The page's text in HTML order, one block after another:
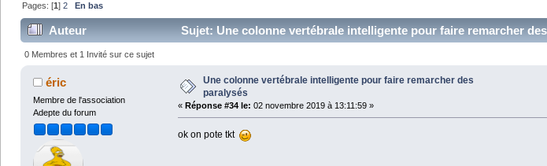
Pages: [1]2 En bas
Auteur Sujet: Une colonne vertébrale intelligente pour faire remarcher
0 Membres et 1 Invité sur ce sujet
éric
Membre de l'association
Adepte du forum
Une colonne vertébrale intelligente pour faire remarcher des
paralysés
« Réponse #34 le: 02 novembre 2019 à 13:11:59 »
ok on pote tkt